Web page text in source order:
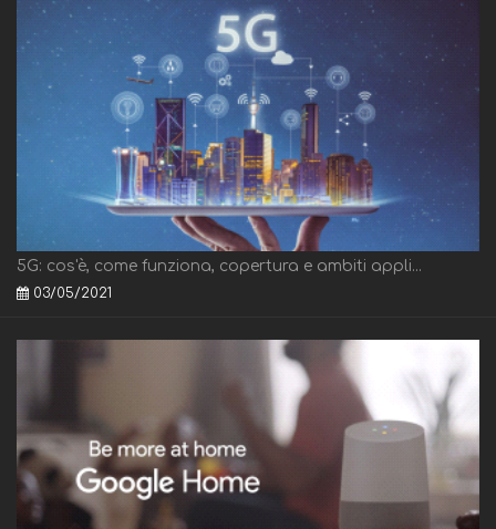
5G: cos'è, come funziona, copertura e ambiti appli...
03/05/2021